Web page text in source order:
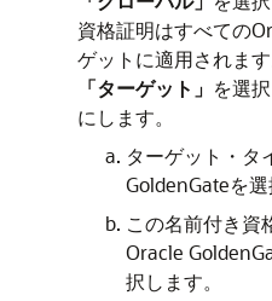
資格証明はすべての
ゲットに適用されます
「ターゲット」 を選
にします。
ターゲット・タ
GoldenGateを選
この名前付き資
Oracle
択します。